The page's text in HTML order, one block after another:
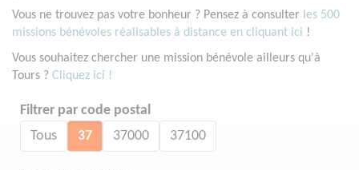
Vous ne trouvez pas votre bonheur ? Pensez à consulter les 500
missions bénévoles réalisables à distance en cliquant ici !
Vous souhaitez chercher une mission bénévole ailleurs qu'à
Tours ? Cliquez ici !
Filtrer par code postal
Tous 37 37000 37100